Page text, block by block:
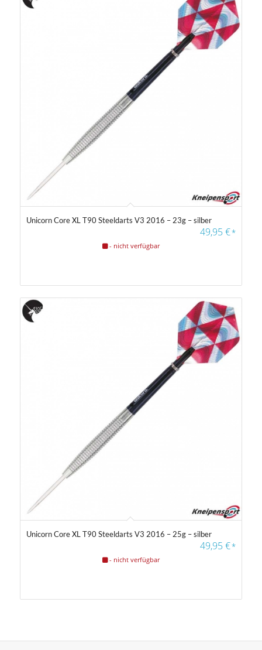
Unicorn Core XL T90 Steeldarts V3 2016 – 23g – silber
49,95€*
- nicht verfügbar
Unicorn Core XL T90 Steeldarts V3 2016 – 25g – silber
49,95€*
- nicht verfügbar